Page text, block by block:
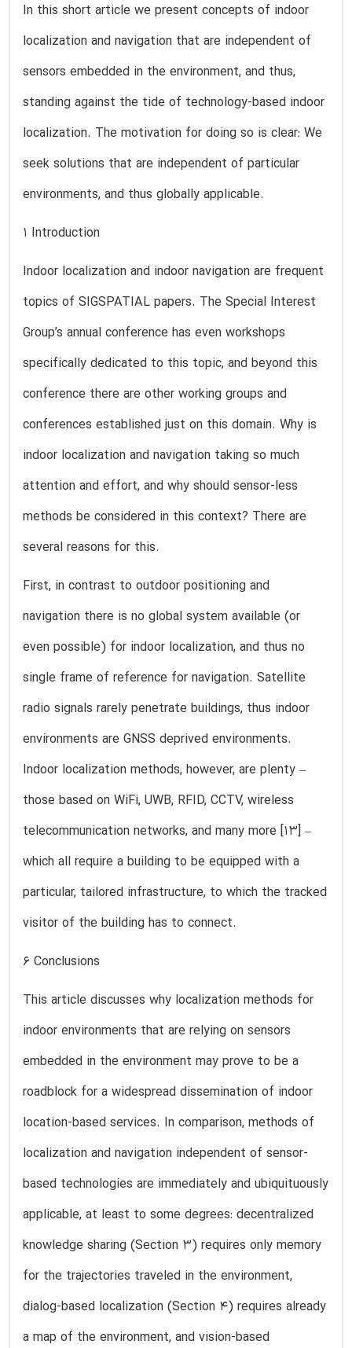
In this short article we present concepts of indoor
localization and navigation that are independent of
sensors embedded in the environment, and thus,
standing against the tide of technology-based indoor
localization. The motivation for doing so is clear: We
seek solutions that are independent of particular
environments, and thus globally applicable.
1 Introduction
Indoor localization and indoor navigation are frequent
topics of SIGSPATIAL papers. The Special Interest
Group’s annual conference has even workshops
specifically dedicated to this topic, and beyond this
conference there are other working groups and
conferences established just on this domain. Why is
indoor localization and navigation taking so much
attention and effort, and why should sensor-less
methods be considered in this context? There are
several reasons for this.
First, in contrast to outdoor positioning and
navigation there is no global system available (or
even possible) for indoor localization, and thus no
single frame of reference for navigation. Satellite
radio signals rarely penetrate buildings, thus indoor
environments are GNSS deprived environments.
Indoor localization methods, however, are plenty –
those based on WiFi, UWB, RFID, CCTV, wireless
telecommunication networks, and many more [13] –
which all require a building to be equipped with a
particular, tailored infrastructure, to which the tracked
visitor of the building has to connect.
6 Conclusions
This article discusses why localization methods for
indoor environments that are relying on sensors
embedded in the environment may prove to be a
roadblock for a widespread dissemination of indoor
location-based services. In comparison, methods of
localization and navigation independent of sensor-
based technologies are immediately and ubiquituously
applicable, at least to some degrees: decentralized
knowledge sharing (Section 3) requires only memory
for the trajectories traveled in the environment,
dialog-based localization (Section 4) requires already
a map of the environment, and vision-based